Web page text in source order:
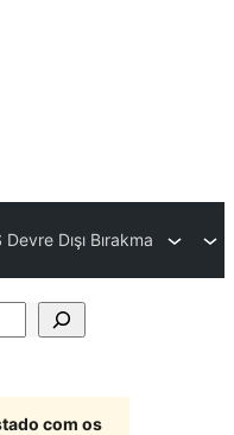
Devre Dışı Bırakma
com os